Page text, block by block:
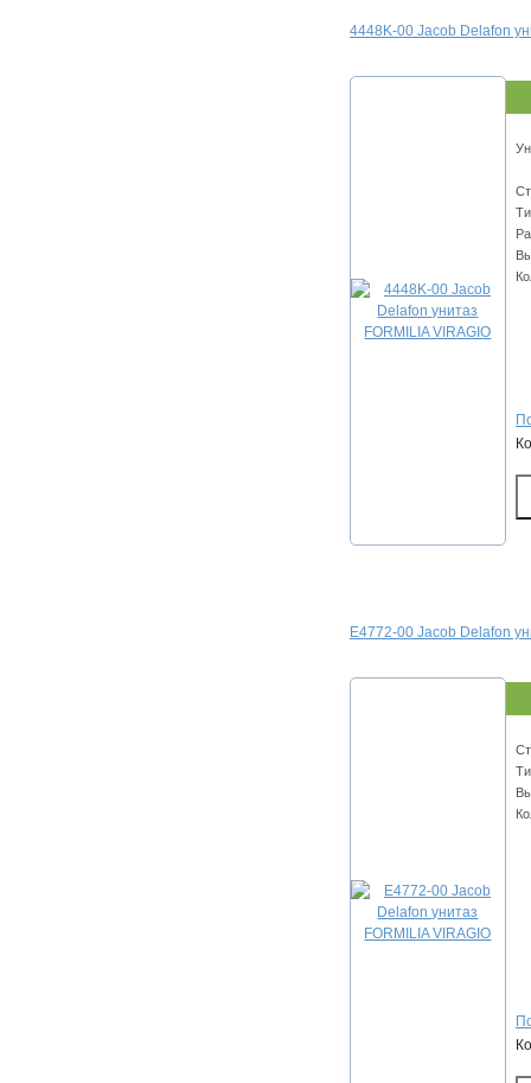
4448K-00 Jacob Delafon
E4772-00 Jacob Delafon